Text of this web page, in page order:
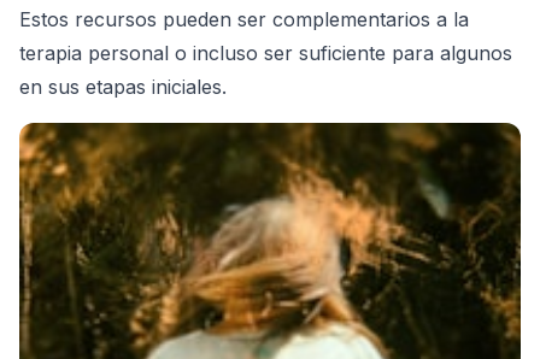
Estos recursos pueden ser complementarios a la
terapia personal o incluso ser suficiente para algunos
en sus etapas iniciales.